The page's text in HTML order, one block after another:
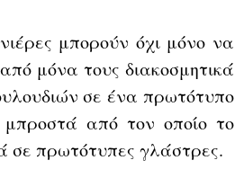
μπορούν όχι μόνο να
μόνα τους διακοσμητικά
σε ένα πρωτότυπο
από τον οποίο το
σε πρωτότυπες γλάστρες.